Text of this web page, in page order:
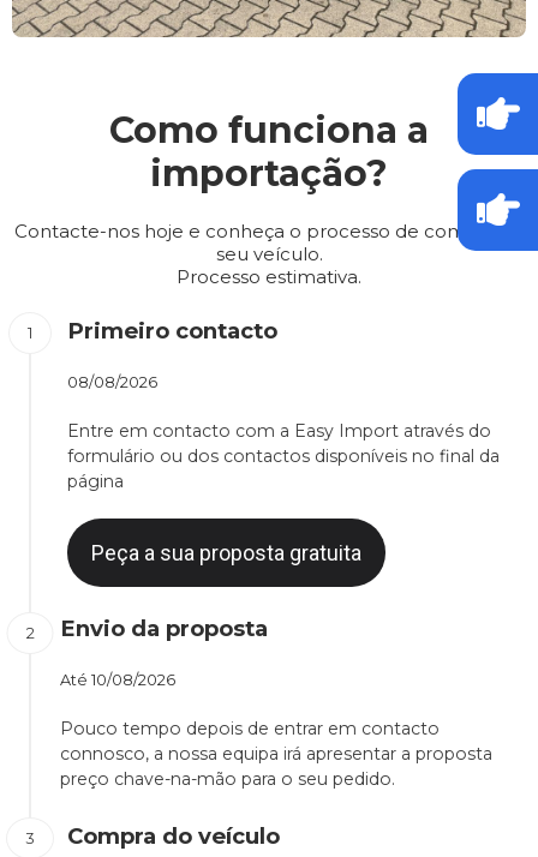
Como funciona a
importação?
Contacte-nos hoje e conheça o processo de compra do
seu veículo.
Processo estimativa.
Primeiro contacto
08/08/2026
Entre em contacto com a Easy Import através do
formulário ou dos contactos disponíveis no final da
página
Peça a sua proposta gratuita
Envio da proposta
Até 10/08/2026
Pouco tempo depois de entrar em contacto
connosco, a nossa equipa irá apresentar a proposta
preço chave-na-mão para o seu pedido.
Compra do veículo